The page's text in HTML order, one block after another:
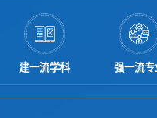
建一流学科 强一流专